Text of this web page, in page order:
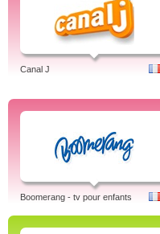
Canal J
Boomerang - tv pour enfants